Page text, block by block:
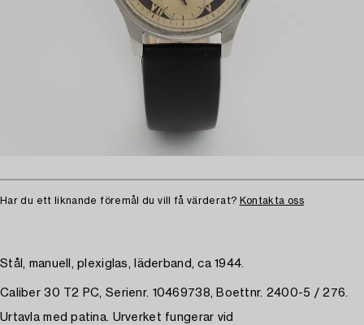
Har du ett liknande föremål du vill få värderat? Kontakta oss
Stål, manuell, plexiglas, läderband, ca 1944.
Caliber 30 T2 PC, Serienr. 10469738, Boettnr. 2400-5 / 276.
Urtavla med patina. Urverket fungerar vid